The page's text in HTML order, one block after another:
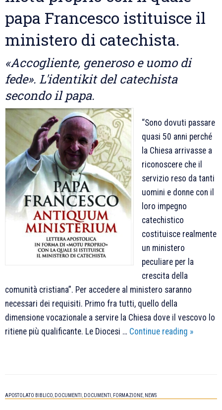
2021-
2022.
papa Francesco istituisce il
ministero di catechista.
«Accogliente, generoso e uomo di
fede». L'identikit del catechista
secondo il papa.
“Sono dovuti passare
quasi 50 anni perché
la Chiesa arrivasse a
riconoscere che il
servizio reso da tanti
uomini e donne con il
loro impegno
catechistico
costituisce realmente
un ministero
peculiare per la
crescita della
comunità cristiana”. Per accedere al ministero saranno
necessari dei requisiti. Primo fra tutti, quello della
dimensione vocazionale a servire la Chiesa dove il vescovo lo
ritiene più qualificante. Le Diocesi … Continue reading
con
»
APOSTOLATO BIBLICO, DOCUMENTI, DOCUMENTI, FORMAZIONE, NEWS